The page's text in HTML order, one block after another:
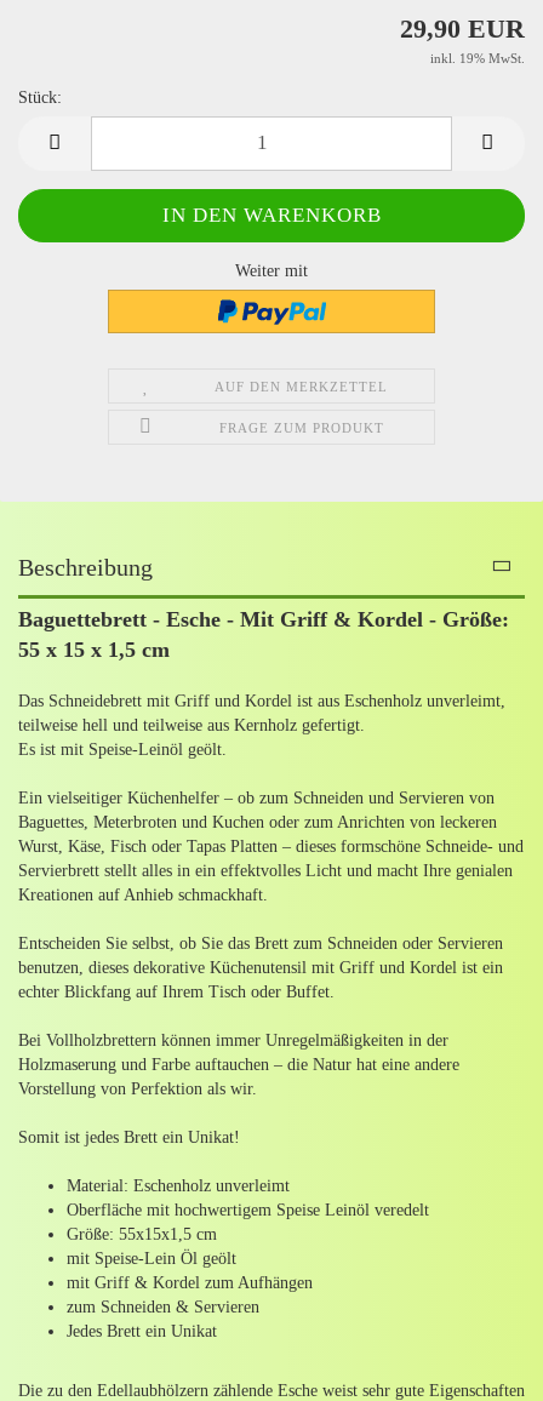
29,90 EUR
inkl. 19% MwSt.
Stück:
Weiter mit
AUF DEN MERKZETTEL
FRAGE ZUM PRODUKT
Beschreibung
Baguettebrett - Esche - Mit Griff & Kordel - Größe:
55 x 15 x 1,5 cm
Das Schneidebrett mit Griff und Kordel ist aus Eschenholz unverleimt,
teilweise hell und teilweise aus Kernholz gefertigt.
Es ist mit Speise-Leinöl geölt.
Ein vielseitiger Küchenhelfer – ob zum Schneiden und Servieren von
Baguettes, Meterbroten und Kuchen oder zum Anrichten von leckeren
Wurst, Käse, Fisch oder Tapas Platten – dieses formschöne Schneide- und
Servierbrett stellt alles in ein effektvolles Licht und macht Ihre genialen
Kreationen auf Anhieb schmackhaft.
Entscheiden Sie selbst, ob Sie das Brett zum Schneiden oder Servieren
benutzen, dieses dekorative Küchenutensil mit Griff und Kordel ist ein
echter Blickfang auf Ihrem Tisch oder Buffet.
Bei Vollholzbrettern können immer Unregelmäßigkeiten in der
Holzmaserung und Farbe auftauchen – die Natur hat eine andere
Vorstellung von Perfektion als wir.
Somit ist jedes Brett ein Unikat!
Material: Eschenholz unverleimt
Oberfläche mit hochwertigem Speise Leinöl veredelt
Größe: 55x15x1,5 cm
mit Speise-Lein Öl geölt
mit Griff & Kordel zum Aufhängen
zum Schneiden & Servieren
Jedes Brett ein Unikat
Die zu den Edellaubhölzern zählende Esche weist sehr gute Eigenschaften